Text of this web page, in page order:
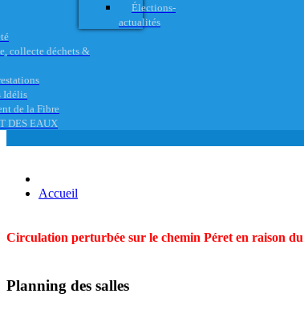
Élections-
actualités
collecte déchets &
Idélis
de la Fibre
DES EAUX
Accueil
Circulation perturbée sur le chemin Péret en raison
Planning des salles